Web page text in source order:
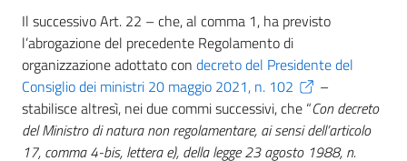
Il successivo Art. 22 – che, al comma 1, ha previsto
l’abrogazione del precedente Regolamento di
organizzazione adottato con decreto del Presidente del
Consiglio dei ministri 20 maggio 2021, n. 102
–
stabilisce altresì, nei due commi successivi, che “Con decreto
del Ministro di natura non regolamentare, ai sensi dell’articolo
17, comma 4-bis, lettera e), della legge 23 agosto 1988, n.